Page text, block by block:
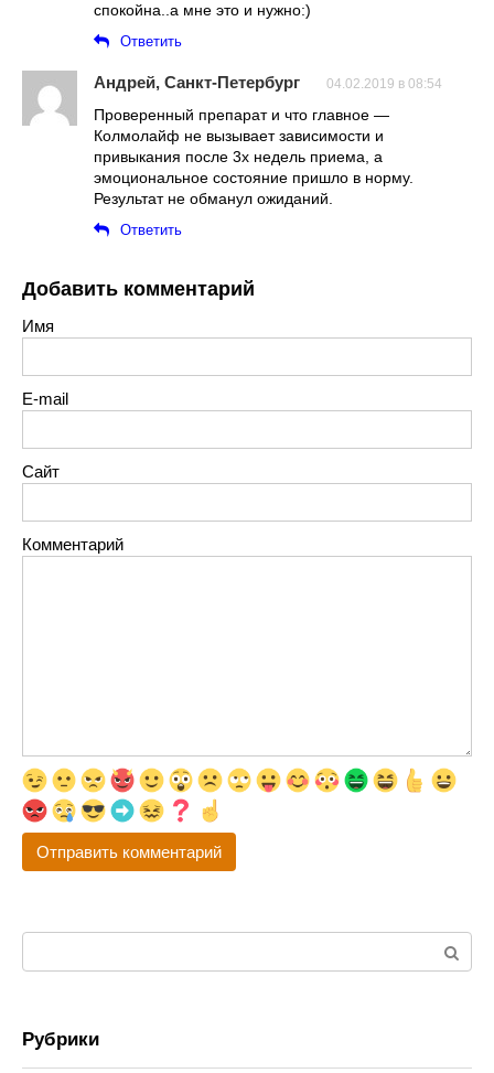
спокойна..а мне это и нужно:)
Ответить
Андрей, Санкт-Петербург 04.02.2019 в 08:54
Проверенный препарат и что главное —
Колмолайф не вызывает зависимости и
привыкания после 3х недель приема, а
эмоциональное состояние пришло в норму.
Результат не обманул ожиданий.
Ответить
Добавить комментарий
Имя
E-mail
Сайт
Комментарий
Рубрики